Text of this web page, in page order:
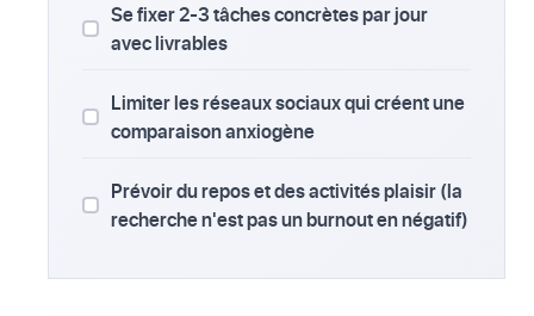
Se fixer 2-3 tâches concrètes par jour
avec livrables
Limiter les réseaux sociaux qui créent une
comparaison anxiogène
Prévoir du repos et des activités plaisir (la
recherche n'est pas un burnout en négatif)